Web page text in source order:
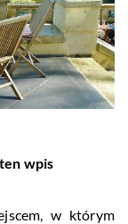
wpis
w którym